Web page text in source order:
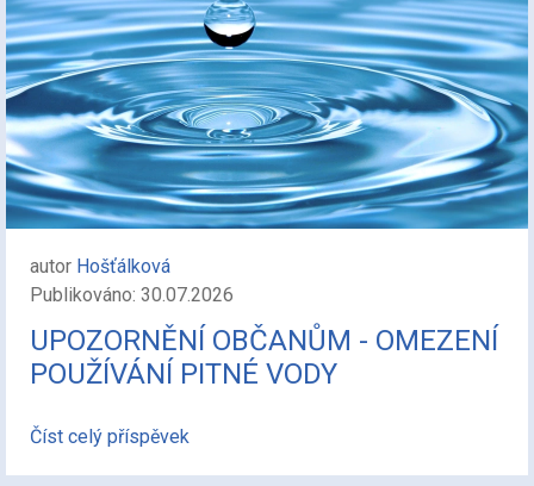
autor Hošťálková
Publikováno: 30.07.2026
UPOZORNĚNÍ OBČANŮM - OMEZENÍ
POUŽÍVÁNÍ PITNÉ VODY
Číst celý příspěvek